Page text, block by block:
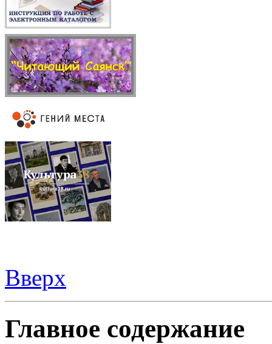
Вверх
Главное содержание